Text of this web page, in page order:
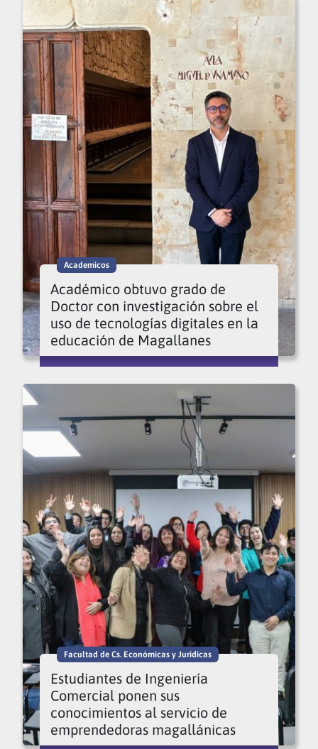
Academicos
Académico obtuvo grado de
Doctor con investigación sobre el
uso de tecnologías digitales en la
educación de Magallanes
Facultad de Cs. Económicas y Jurídicas
Estudiantes de Ingeniería
Comercial ponen sus
conocimientos al servicio de
emprendedoras magallánicas